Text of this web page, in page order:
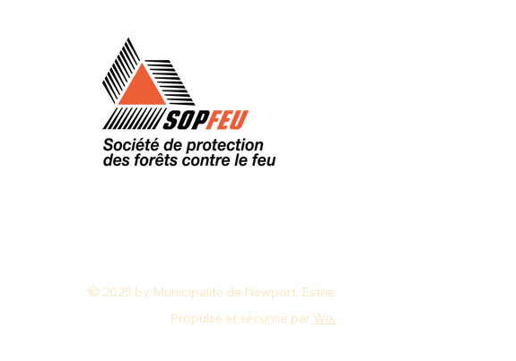
© 2025 by Municipalité de Newport, Estrie.
Propulsé et sécurisé par Wix